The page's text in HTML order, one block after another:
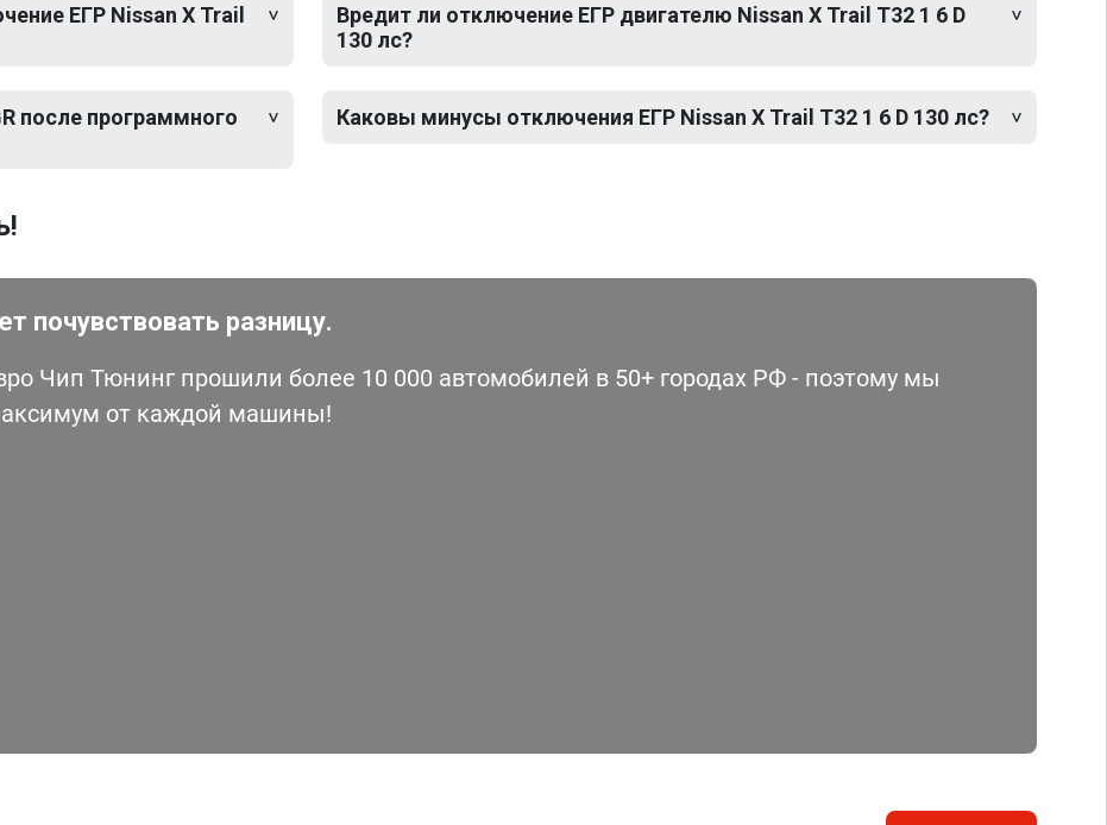
ЕГР Nissan X Trail
после программного
Вредит ли отключение ЕГР двигателю Nissan X Trail T32 1 6 D
130 лс?
Каковы минусы отключения ЕГР Nissan X Trail T32 1 6 D 130 лс?
почувствовать разницу.
Чип Тюнинг прошили более 10 000 автомобилей в 50+ городах РФ - поэтому мы
от каждой машины!